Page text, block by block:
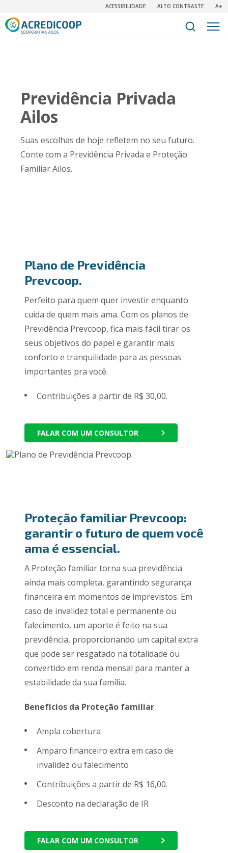
ACESSIBILIDADE ALTO CONTRASTE A+
Previdência Privada
Ailos
Suas escolhas de hoje refletem no seu futuro.
Conte com a Previdência Privada e Proteção
Familiar Ailos.
Plano de Previdência
Prevcoop.
Perfeito para quem quer investir enquanto
cuida de quem mais ama. Com os planos de
Previdência Prevcoop, fica mais fácil tirar os
seus objetivos do papel e garantir mais
conforto e tranquilidade para as pessoas
importantes pra você.
Contribuições a partir de R$ 30,00.
FALAR COM UM CONSULTOR
Proteção familiar Prevcoop:
garantir o futuro de quem você
ama é essencial.
A Proteção familiar torna sua previdência
ainda mais completa, garantindo segurança
financeira em momentos de imprevistos. Em
caso de invalidez total e permanente ou
falecimento, um aporte é feito na sua
previdência, proporcionando um capital extra
que pode ser resgatado na totalidade ou
convertido em renda mensal para manter a
estabilidade da sua família.
Benefícios da Proteção familiar
Ampla cobertura
Amparo financeiro extra em caso de
invalidez ou falecimento
Contribuições a partir de R$ 16,00.
Desconto na declaração de IR
FALAR COM UM CONSULTOR